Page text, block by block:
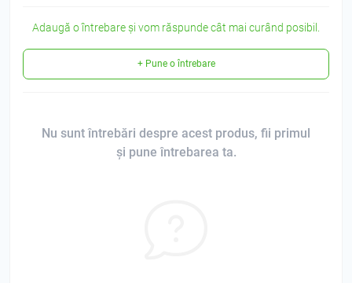
Adaugă o întrebare și vom răspunde cât mai curând posibil.
+ Pune o întrebare
Nu sunt întrebări despre acest produs, fii primul
și pune întrebarea ta.